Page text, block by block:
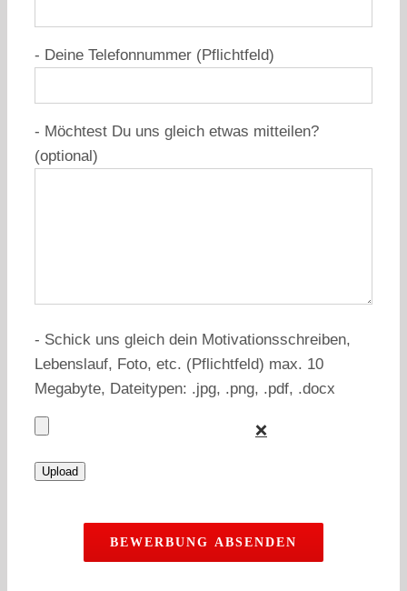
- Deine Telefonnummer (Pflichtfeld)
- Möchtest Du uns gleich etwas mitteilen?
(optional)
- Schick uns gleich dein Motivationsschreiben,
Lebenslauf, Foto, etc. (Pflichtfeld) max. 10
Megabyte, Dateitypen: .jpg, .png, .pdf, .docx
❌